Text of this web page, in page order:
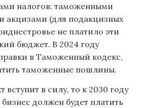
налогов: таможенными
(для подакцизных
не платило эти
бюджет. В 2024 году
в Таможенный кодекс,
таможенные пошлины.
вступит в силу, то к 2030 году
должен будет платить